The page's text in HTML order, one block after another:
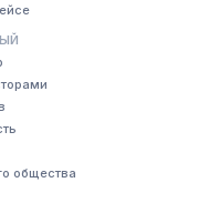
общества